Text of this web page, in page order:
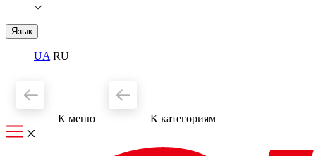
Язык
UA RU
К меню К категориям